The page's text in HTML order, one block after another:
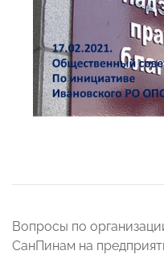
Вопросы по
СанПинам на